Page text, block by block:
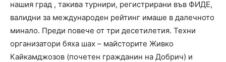
нашия град , такива турнири, регистрирани във ФИДЕ,
валидни за международен рейтинг имаше в далечното
минало. Преди повече от три десетилетия. Техни
организатори бяха шах – майсторите Живко
Кайкамджозов (почетен гражданин на Добрич) и